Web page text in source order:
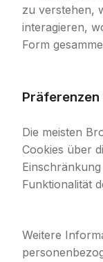
zu verstehen,
interagieren,
Form
Die meisten
Cookies über
Funktionalität
Weitere